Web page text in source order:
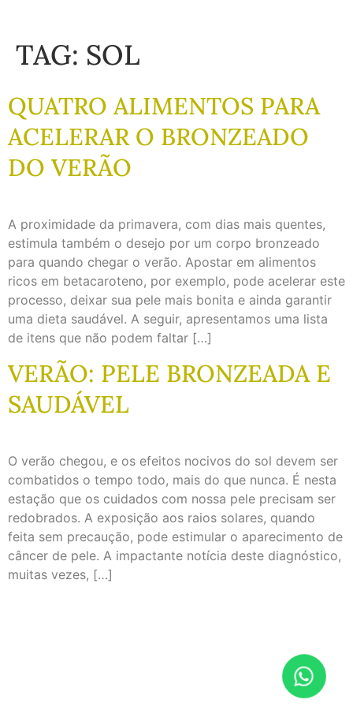
TAG: SOL
QUATRO ALIMENTOS PARA
ACELERAR O BRONZEADO
DO VERÃO
A proximidade da primavera, com dias mais quentes,
estimula também o desejo por um corpo bronzeado
para quando chegar o verão. Apostar em alimentos
ricos em betacaroteno, por exemplo, pode acelerar este
processo, deixar sua pele mais bonita e ainda garantir
uma dieta saudável. A seguir, apresentamos uma lista
de itens que não podem faltar […]
VERÃO: PELE BRONZEADA E
SAUDÁVEL
O verão chegou, e os efeitos nocivos do sol devem ser
combatidos o tempo todo, mais do que nunca. É nesta
estação que os cuidados com nossa pele precisam ser
redobrados. A exposição aos raios solares, quando
feita sem precaução, pode estimular o aparecimento de
câncer de pele. A impactante notícia deste diagnóstico,
muitas vezes, […]